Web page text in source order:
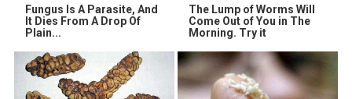
Fungus Is A Parasite, And
It Dies From A Drop Of
Plain...
The Lump of Worms Will
Come Out of You in The
Morning. Try it